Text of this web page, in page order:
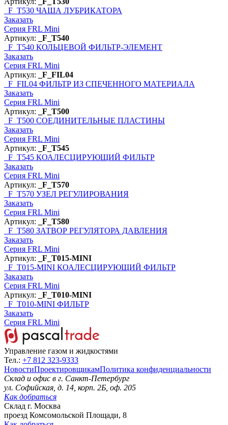
_F_T530 ЧАША ЛУБРИКАТОРА
Заказать
Серия FRL Mini
Артикул:
_F_T540
_F_T540 КОЛЬЦЕВОЙ ФИЛЬТР-ЭЛЕМЕНТ
Заказать
Серия FRL Mini
Артикул:
_F_FIL04
_F_FIL04 ФИЛЬТР ИЗ СПЕЧЕННОГО МАТЕРИАЛА
Заказать
Серия FRL Mini
Артикул:
_F_T500
_F_T500 СОЕДИНИТЕЛЬНЫЕ ПЛАСТИНЫ
Заказать
Серия FRL Mini
Артикул:
_F_T545
_F_T545 КОАЛЕСЦИРУЮЩИЙ ФИЛЬТР
Заказать
Серия FRL Mini
Артикул:
_F_T570
_F_T570 УЗЕЛ РЕГУЛИРОВАНИЯ
Заказать
Серия FRL Mini
Артикул:
_F_T580
_F_T580 ЗАТВОР РЕГУЛЯТОРА ДАВЛЕНИЯ
Заказать
Серия FRL Mini
Артикул:
_F_T015-MINI
_F_T015-MINI КОАЛЕСЦИРУЮЩИЙ ФИЛЬТР
Заказать
Серия FRL Mini
Артикул:
_F_T010-MINI
_F_T010-MINI ФИЛЬТР
Заказать
Серия FRL Mini
Управление газом и жидкостями
Тел.: +7 812 323-9333
НовостиПроектировщикамПолитика конфиденциальности
Склад и офис в г. Санкт-Петербург
ул. Софийская, д. 14, корп. 2Б, оф. 205
Как добраться
Склад г. Москва
проезд Комсомольской Площади, 8